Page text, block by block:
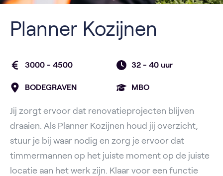
Planner Kozijnen
3000 - 4500 32 - 40 uur
BODEGRAVEN MBO
Jij zorgt ervoor dat renovatieprojecten blijven
draaien. Als Planner Kozijnen houd jij overzicht,
stuur je bij waar nodig en zorg je ervoor dat
timmermannen op het juiste moment op de juiste
locatie aan het werk zijn. Klaar voor een functie